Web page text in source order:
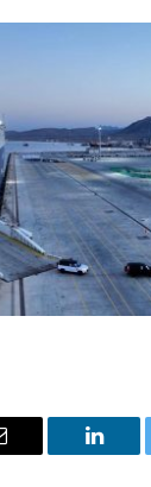
لينكدإن